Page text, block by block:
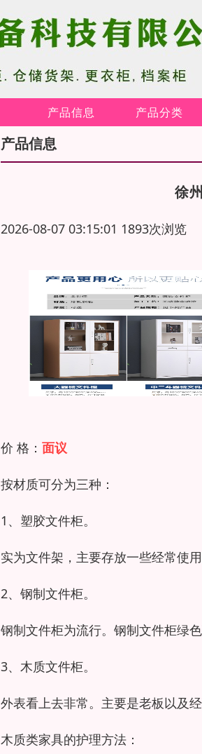
产品信息 产品分类
产品信息
徐
2026-08-07 03:15:01 1893次浏览
价 格： 面议
按材质可分为三种：
1、塑胶文件柜。
实为文件架，主要存放一些经常使
2、钢制文件柜。
钢制文件柜为流行。钢制文件柜绿
3、木质文件柜。
外表看上去非常。主要是老板以及
木质类家具的护理方法：